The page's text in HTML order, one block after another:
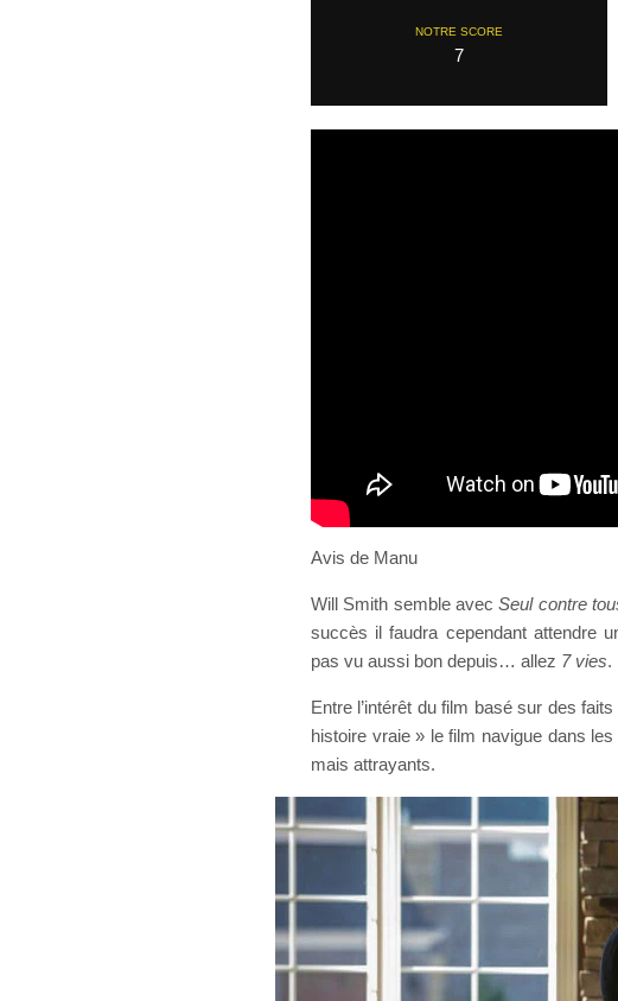
NOTRE SCORE
7
Avis de Manu
Will Smith semble avecSeul contre
succès il faudra cependant attendre
pas vu aussi bon depuis… allez 7 vies.
Entre l’intérêt du film basé sur des
histoire vraie » le film navigue dans
mais attrayants.